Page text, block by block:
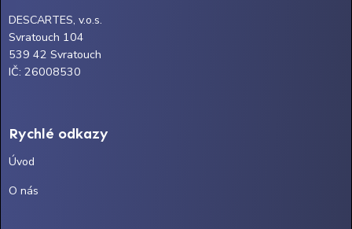
DESCARTES, v.o.s.
Svratouch 104
539 42 Svratouch
IČ: 26008530
Rychlé odkazy
Úvod
O nás